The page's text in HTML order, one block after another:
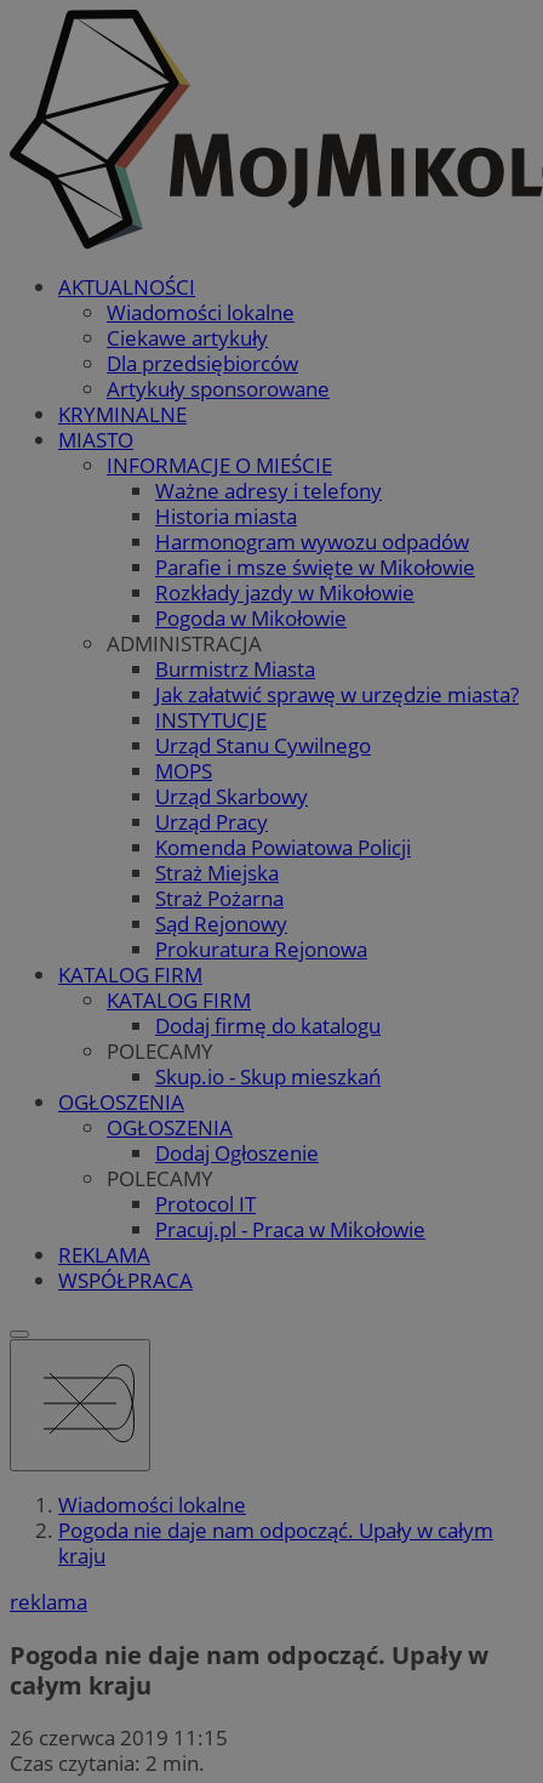
AKTUALNOŚCI
Wiadomości lokalne
Ciekawe artykuły
Dla przedsiębiorców
Artykuły sponsorowane
KRYMINALNE
MIASTO
INFORMACJE O MIEŚCIE
Ważne adresy i telefony
Historia miasta
Harmonogram wywozu odpadów
Parafie i msze święte w Mikołowie
Rozkłady jazdy w Mikołowie
Pogoda w Mikołowie
ADMINISTRACJA
Burmistrz Miasta
Jak załatwić sprawę w urzędzie miasta?
INSTYTUCJE
Urząd Stanu Cywilnego
MOPS
Urząd Skarbowy
Urząd Pracy
Komenda Powiatowa Policji
Straż Miejska
Straż Pożarna
Sąd Rejonowy
Prokuratura Rejonowa
KATALOG FIRM
KATALOG FIRM
Dodaj firmę do katalogu
POLECAMY
Skup.io - Skup mieszkań
OGŁOSZENIA
OGŁOSZENIA
Dodaj Ogłoszenie
POLECAMY
Protocol IT
Pracuj.pl - Praca w Mikołowie
REKLAMA
WSPÓŁPRACA
Wiadomości lokalne
Pogoda nie daje nam odpocząć. Upały w całym
kraju
reklama
Pogoda nie daje nam odpocząć. Upały w
całym kraju
26 czerwca 2019 11:15
Czas czytania: 2 min.